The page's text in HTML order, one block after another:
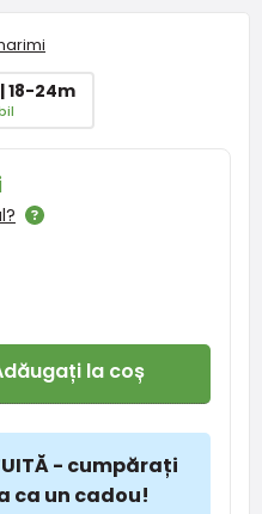
18-24m
la coș
- cumpărați
ca un cadou!